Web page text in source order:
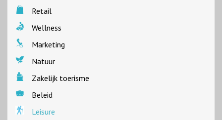
Retail
Wellness
Marketing
Natuur
Zakelijk toerisme
Beleid
Leisure